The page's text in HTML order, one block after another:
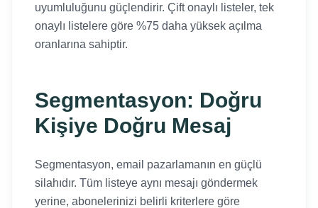
uyumluluğunu güçlendirir. Çift onaylı listeler, tek
onaylı listelere göre %75 daha yüksek açılma
oranlarına sahiptir.
Segmentasyon: Doğru
Kişiye Doğru Mesaj
Segmentasyon, email pazarlamanın en güçlü
silahıdır. Tüm listeye aynı mesajı göndermek
yerine, abonelerinizi belirli kriterlere göre